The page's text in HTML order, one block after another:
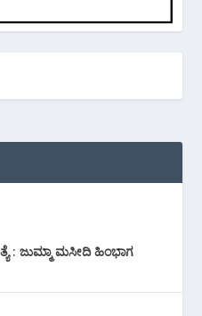
: ಜುಮ್ಮಾ ಮಸೀದಿ ಹಿಂಭಾಗ